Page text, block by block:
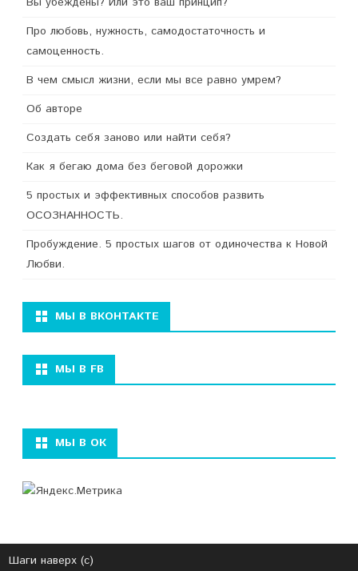
Про любовь, нужность, самодостаточность и
самоценность.
В чем смысл жизни, если мы все равно умрем?
Об авторе
Создать себя заново или найти себя?
Как я бегаю дома без беговой дорожки
5 простых и эффективных способов развить
ОСОЗНАННОСТЬ.
Пробуждение. 5 простых шагов от одиночества к Новой
Любви.
МЫ В ВКОНТАКТЕ
МЫ В FB
МЫ В ОК
Шаги наверх (с)